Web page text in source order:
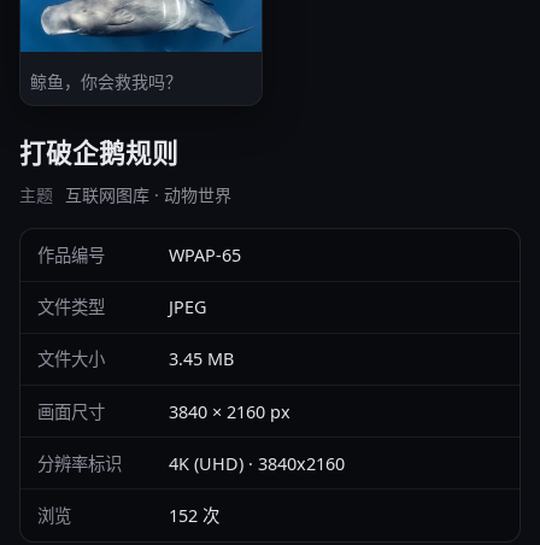
鲸鱼，你会救我吗？
打破企鹅规则
主题 互联网图库 · 动物世界
作品编号 WPAP-65
文件类型 JPEG
文件大小 3.45 MB
画面尺寸 3840 × 2160 px
分辨率标识 4K (UHD) · 3840x2160
浏览 152 次